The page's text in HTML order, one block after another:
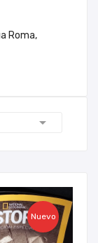
Roma,

Nuevo